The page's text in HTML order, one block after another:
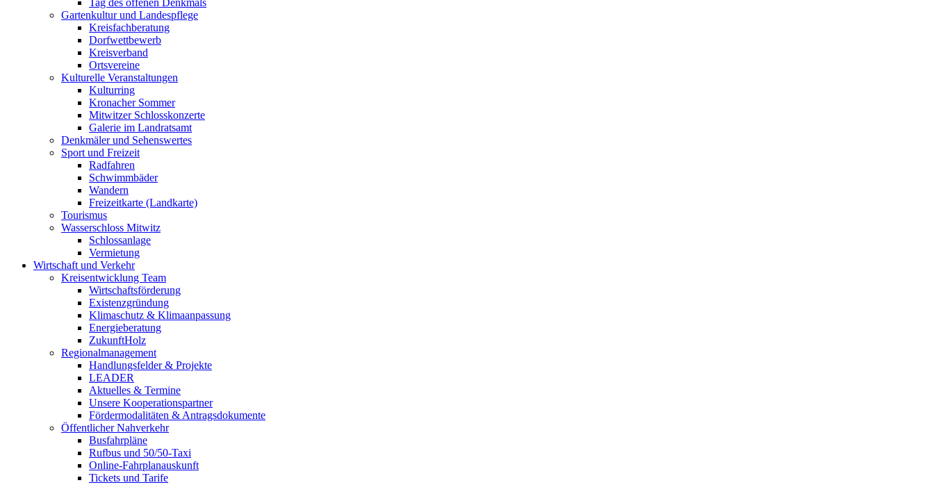
Tag des offenen Denkmals
Gartenkultur und Landespflege
Kreisfachberatung
Dorfwettbewerb
Kreisverband
Ortsvereine
Kulturelle Veranstaltungen
Kulturring
Kronacher Sommer
Mitwitzer Schlosskonzerte
Galerie im Landratsamt
Denkmäler und Sehenswertes
Sport und Freizeit
Radfahren
Schwimmbäder
Wandern
Freizeitkarte (Landkarte)
Tourismus
Wasserschloss Mitwitz
Schlossanlage
Vermietung
Wirtschaft und Verkehr
Kreisentwicklung Team
Wirtschaftsförderung
Existenzgründung
Klimaschutz & Klimaanpassung
Energieberatung
ZukunftHolz
Regionalmanagement
Handlungsfelder & Projekte
LEADER
Aktuelles & Termine
Unsere Kooperationspartner
Fördermodalitäten & Antragsdokumente
Öffentlicher Nahverkehr
Busfahrpläne
Rufbus und 50/50-Taxi
Online-Fahrplanauskunft
Tickets und Tarife